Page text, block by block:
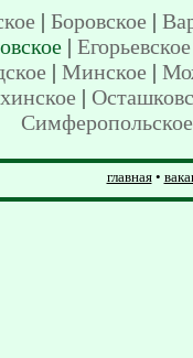
| Боровское |
| Егорьевское
| Минское |
|
Симферопольское
главная•